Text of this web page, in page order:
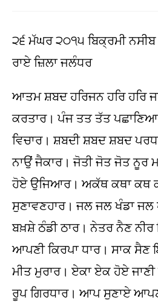
੨੬ ਮੱਘਰ ੨੦੧੫ ਬਿਕ੍ਰਮੀ
ਰਾਏ ਜ਼ਿਲਾ ਜਲੰਧਰ
ਆਤਮ ਸ਼ਬਦ ਹਰਿਜਨ ਹਰਿ ਹਰਿ
ਕਰਤਾਰ। ਪੰਜ ਤਤ ਤੱਤ
ਵਿਚਾਰ। ਸ਼ਬਦੀ ਸ਼ਬਦ ਸ਼ਬਦ
ਨਾਉਂ ਜੈਕਾਰ। ਜੋਤੀ ਜੋਤ ਜੋਤ ਨੂਰ
ਹੋਏ ਉਜਿਆਰ। ਅਕੱਥ ਕਥਾ ਕਥ
ਸੁਣਾਵਣਹਾਰ। ਜਲ ਜਲ ਖੰਡਾ
ਬਖ਼ਸ਼ੇ ਠੰਡੀ ਠਾਰ। ਨੇਤਰ ਨੈਣ
ਆਪਣੀ ਕਿਰਪਾ ਧਾਰ। ਸਾਕ
ਮੀਤ ਮੁਰਾਰ। ਏਕਾ ਏਕ ਹੋਏ
ਰੂਪ ਗਿਰਧਾਰ। ਆਪ ਸੁਣਾਏ